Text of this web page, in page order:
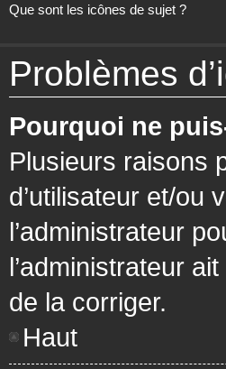
Que sont les icônes de sujet ?
Problèmes
Pourquoi ne
Plusieurs raisons
d’utilisateur et/ou
l’administrateur
l’administrateur
de la corriger.
Haut